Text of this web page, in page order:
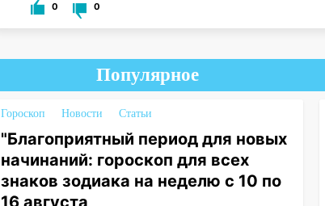
0 0
Популярное
Гороскоп Новости Статьи
"Благоприятный период для новых
начинаний: гороскоп для всех
знаков зодиака на неделю с 10 по
16 августа